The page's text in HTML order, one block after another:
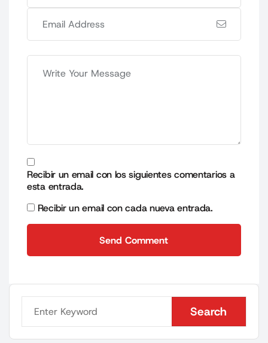
Recibir un email con los siguientes comentarios a
esta entrada.
Recibir un email con cada nueva entrada.
Send Comment
Search
Search